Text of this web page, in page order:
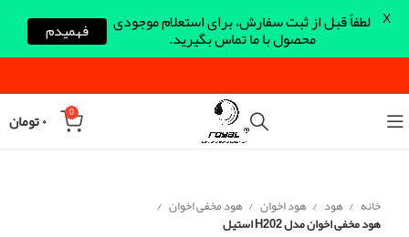
0 ۰تومان
خانه هود هود اخوان هود مخفی اخوان
هود مخفی اخوان مدل H202 استیل
لطفاً قبل از ثبت سفارش، برای استعلام موجودی
محصول با ما تماس بگیرید. فهمیدم X